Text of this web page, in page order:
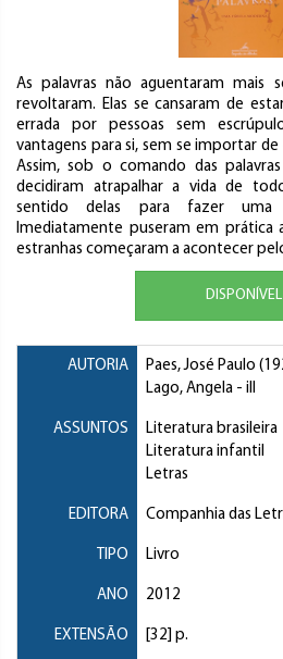
As palavras não aguentaram
revoltaram. Elas se cansaram de
errada por pessoas sem
vantagens para si, sem se importar
Assim, sob o comando das
decidiram atrapalhar a vida de
sentido delas para fazer uma
Imediatamente puseram em prática
estranhas começaram a acontecer
DISPONÍVEL
AUTORIA Paes, José Paulo
Lago, Angela - ill
ASSUNTOS
Literatura brasileira
Literatura infantil
Letras
EDITORA Companhia das
TIPO Livro
ANO 2012
EXTENSÃO [32] p.